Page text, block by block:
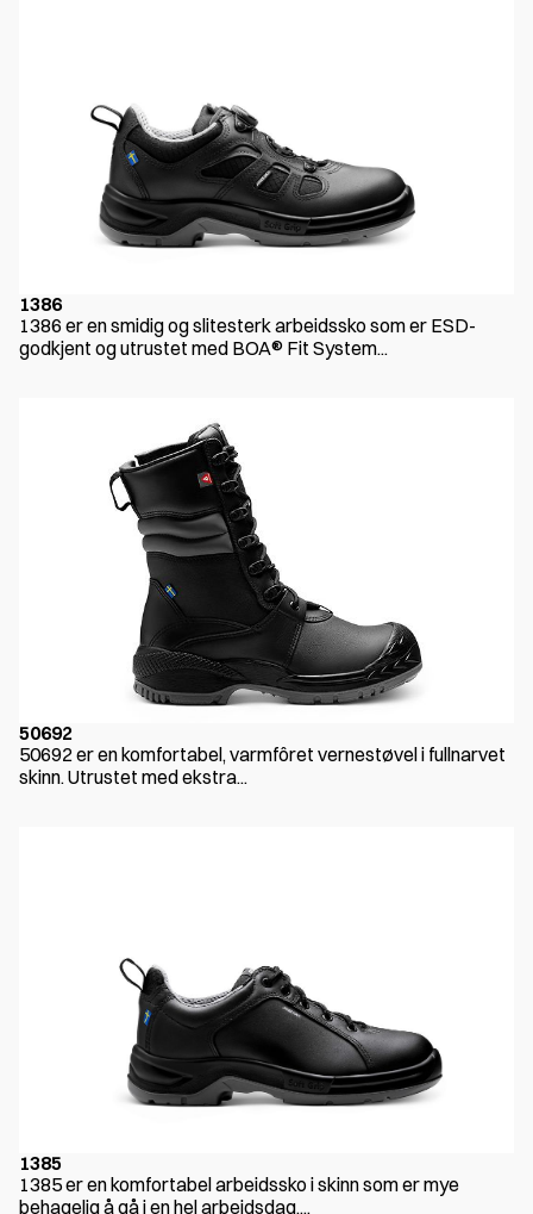
1386
1386 er en smidig og slitesterk arbeidssko som er ESD-
godkjent og utrustet med BOA® Fit System...
50692
50692 er en komfortabel, varmfôret vernestøvel i fullnarvet
skinn. Utrustet med ekstra...
1385
1385 er en komfortabel arbeidssko i skinn som er mye
behagelig å gå i en hel arbeidsdag....